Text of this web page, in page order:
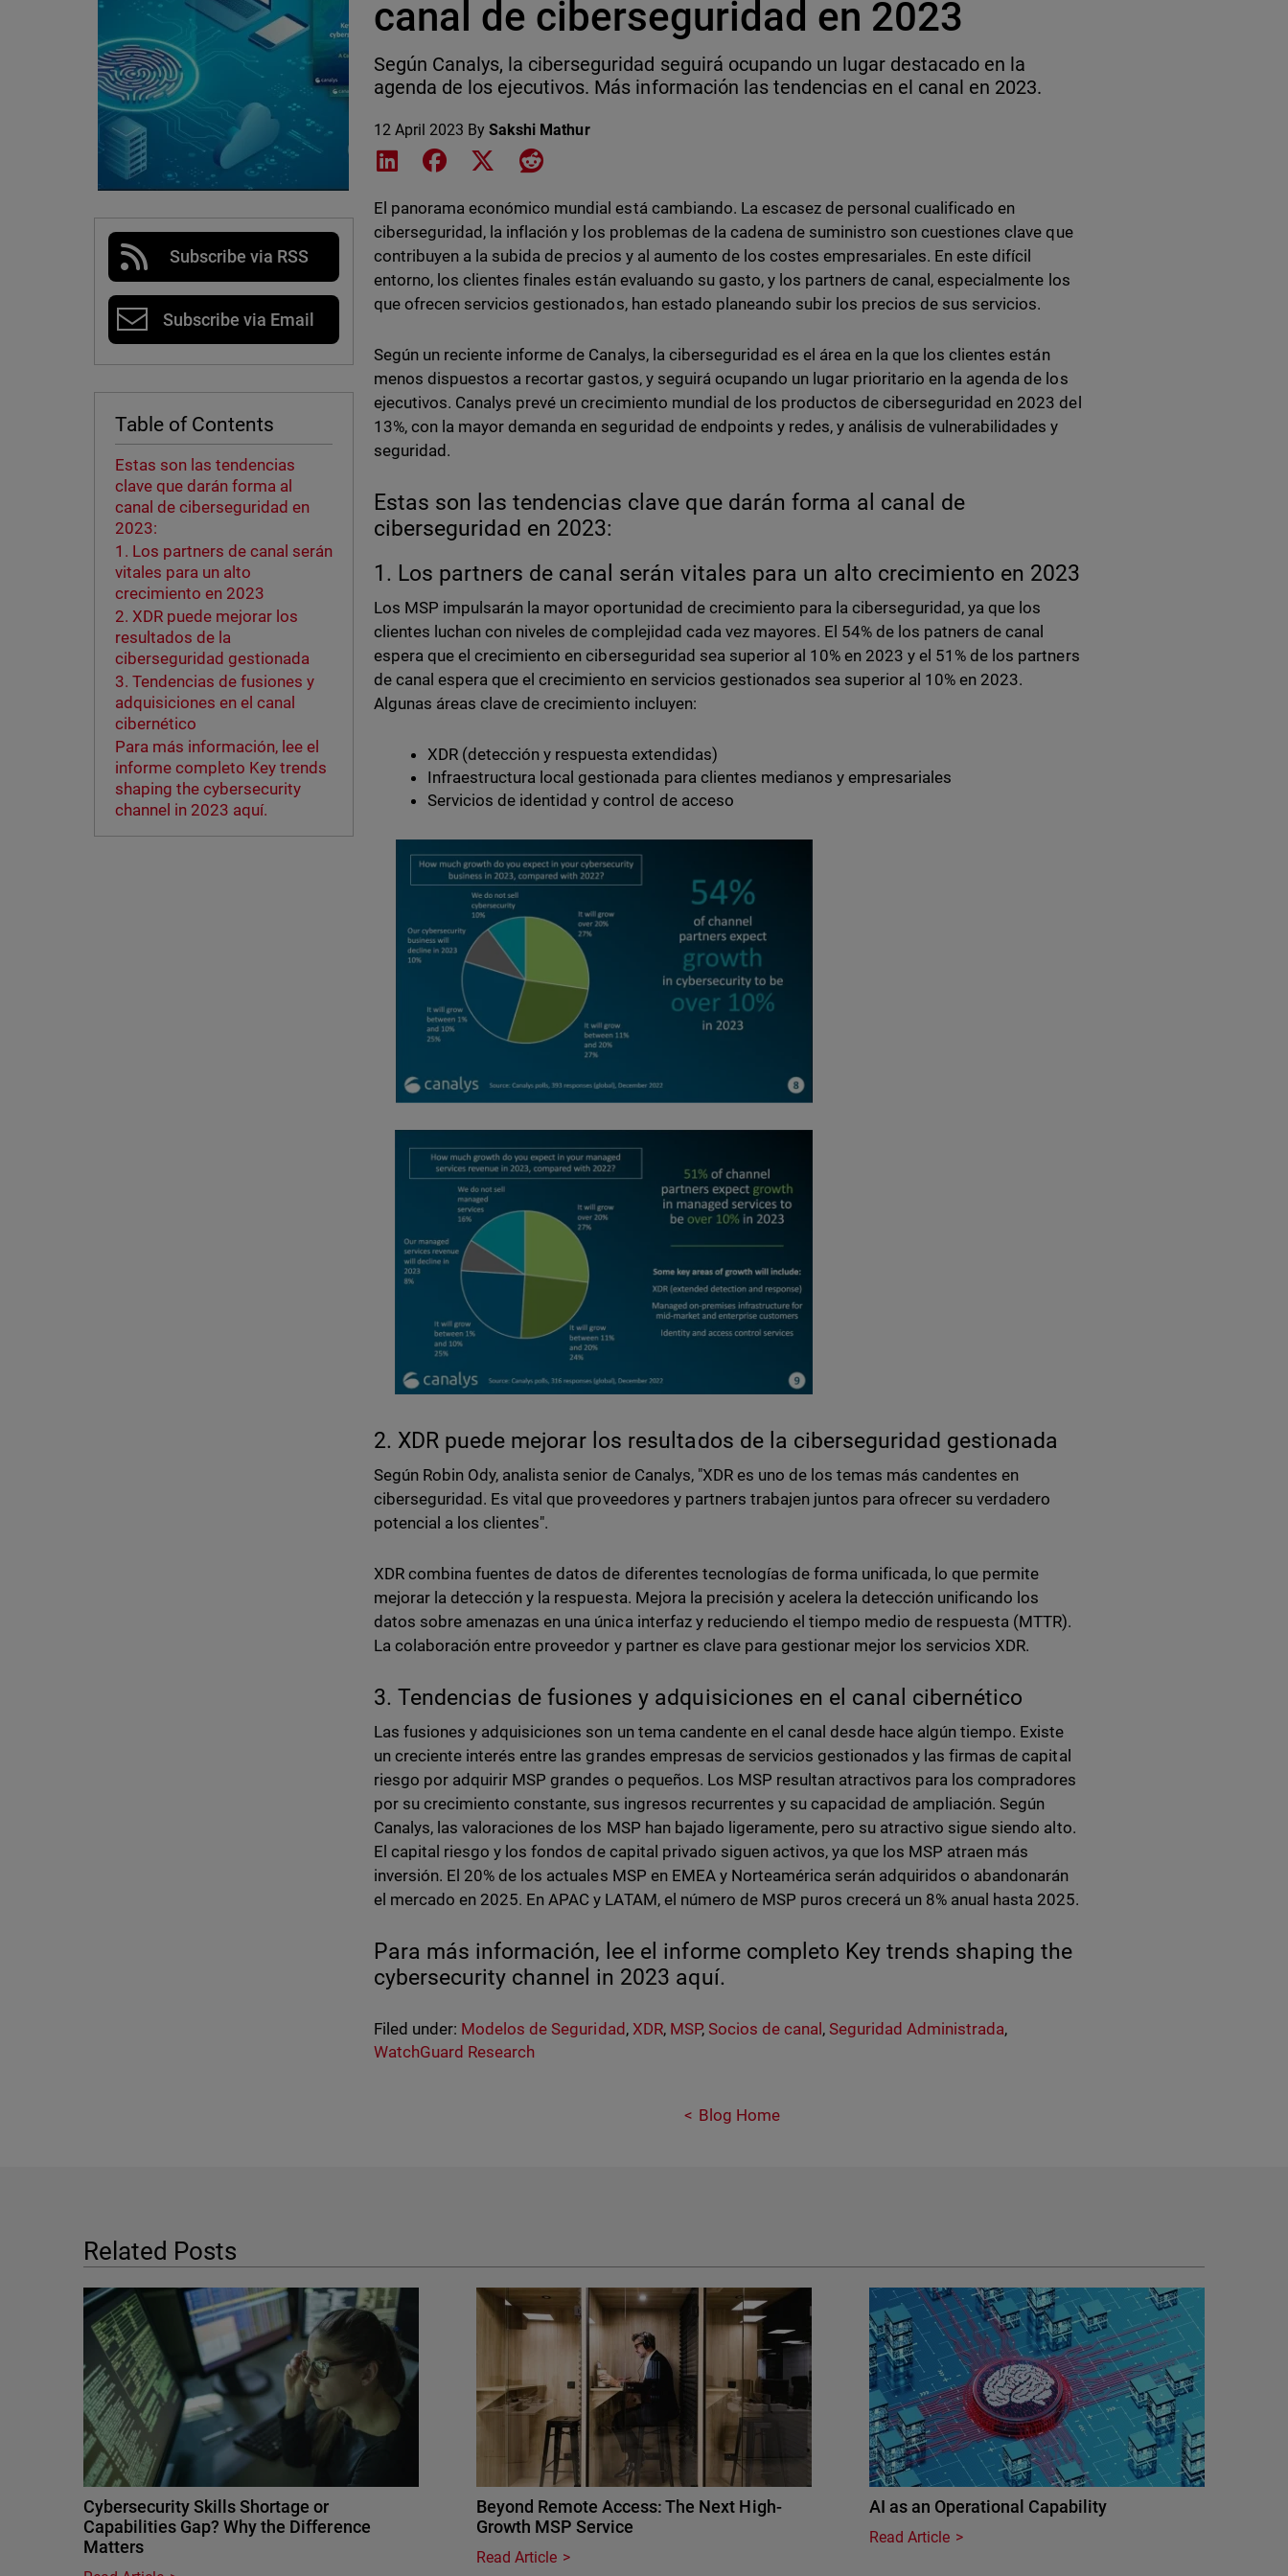
Subscribe via RSS
Subscribe via Email
Table of Contents
Estas son las tendencias
clave que darán forma al
canal de ciberseguridad en
2023:
1. Los partners de canal serán
vitales para un alto
crecimiento en 2023
2. XDR puede mejorar los
resultados de la
ciberseguridad gestionada
3. Tendencias de fusiones y
adquisiciones en el canal
cibernético
Para más información, lee el
informe completo Key trends
shaping the cybersecurity
channel in 2023 aquí.
canal de ciberseguridad en 2023
Según Canalys, la ciberseguridad seguirá ocupando un lugar destacado en la
agenda de los ejecutivos. Más información las tendencias en el canal en 2023.
12 April 2023 BySakshi Mathur
Share on LinkedIn
Share on Facebook
Share on XShare on Reddit
El panorama económico mundial está cambiando. La escasez de personal cualificado en
ciberseguridad, la inflación y los problemas de la cadena de suministro son cuestiones clave que
contribuyen a la subida de precios y al aumento de los costes empresariales. En este difícil
entorno, los clientes finales están evaluando su gasto, y los partners de canal, especialmente los
que ofrecen servicios gestionados, han estado planeando subir los precios de sus servicios.
Según un reciente informe de Canalys, la ciberseguridad es el área en la que los clientes están
menos dispuestos a recortar gastos, y seguirá ocupando un lugar prioritario en la agenda de los
ejecutivos. Canalys prevé un crecimiento mundial de los productos de ciberseguridad en 2023 del
13%, con la mayor demanda en seguridad de endpoints y redes, y análisis de vulnerabilidades y
seguridad.
Estas son las tendencias clave que darán forma al canal de
ciberseguridad en 2023:
1. Los partners de canal serán vitales para un alto crecimiento en 2023
Los MSP impulsarán la mayor oportunidad de crecimiento para la ciberseguridad, ya que los
clientes luchan con niveles de complejidad cada vez mayores. El 54% de los patners de canal
espera que el crecimiento en ciberseguridad sea superior al 10% en 2023 y el 51% de los partners
de canal espera que el crecimiento en servicios gestionados sea superior al 10% en 2023.
Algunas áreas clave de crecimiento incluyen:
XDR (detección y respuesta extendidas)
Infraestructura local gestionada para clientes medianos y empresariales
Servicios de identidad y control de acceso
2. XDR puede mejorar los resultados de la ciberseguridad gestionada
Según Robin Ody, analista senior de Canalys, "XDR es uno de los temas más candentes en
ciberseguridad. Es vital que proveedores y partners trabajen juntos para ofrecer su verdadero
potencial a los clientes".
XDR combina fuentes de datos de diferentes tecnologías de forma unificada, lo que permite
mejorar la detección y la respuesta. Mejora la precisión y acelera la detección unificando los
datos sobre amenazas en una única interfaz y reduciendo el tiempo medio de respuesta (MTTR).
La colaboración entre proveedor y partner es clave para gestionar mejor los servicios XDR.
3. Tendencias de fusiones y adquisiciones en el canal cibernético
Las fusiones y adquisiciones son un tema candente en el canal desde hace algún tiempo. Existe
un creciente interés entre las grandes empresas de servicios gestionados y las firmas de capital
riesgo por adquirir MSP grandes o pequeños. Los MSP resultan atractivos para los compradores
por su crecimiento constante, sus ingresos recurrentes y su capacidad de ampliación. Según
Canalys, las valoraciones de los MSP han bajado ligeramente, pero su atractivo sigue siendo alto.
El capital riesgo y los fondos de capital privado siguen activos, ya que los MSP atraen más
inversión. El 20% de los actuales MSP en EMEA y Norteamérica serán adquiridos o abandonarán
el mercado en 2025. En APAC y LATAM, el número de MSP puros crecerá un 8% anual hasta 2025.
Para más información, lee el informe completo Key trends shaping the
cybersecurity channel in 2023 aquí.
Filed under: Modelos de Seguridad , XDR, MSP, Socios de canal ,Seguridad Administrada,
WatchGuard Research
Blog Home
Related Posts
Cybersecurity Skills Shortage or
Capabilities Gap? Why the Difference
Matters
Beyond Remote Access: The Next High-
Growth MSP Service
Read Article
AI as an Operational Capability
Read Article